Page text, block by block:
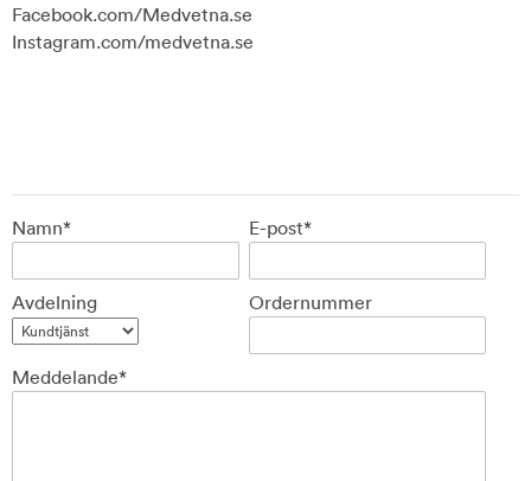
Facebook.com/Medvetna.se
Instagram.com/medvetna.se
Namn* E-post*
Avdelning Ordernummer
Meddelande*